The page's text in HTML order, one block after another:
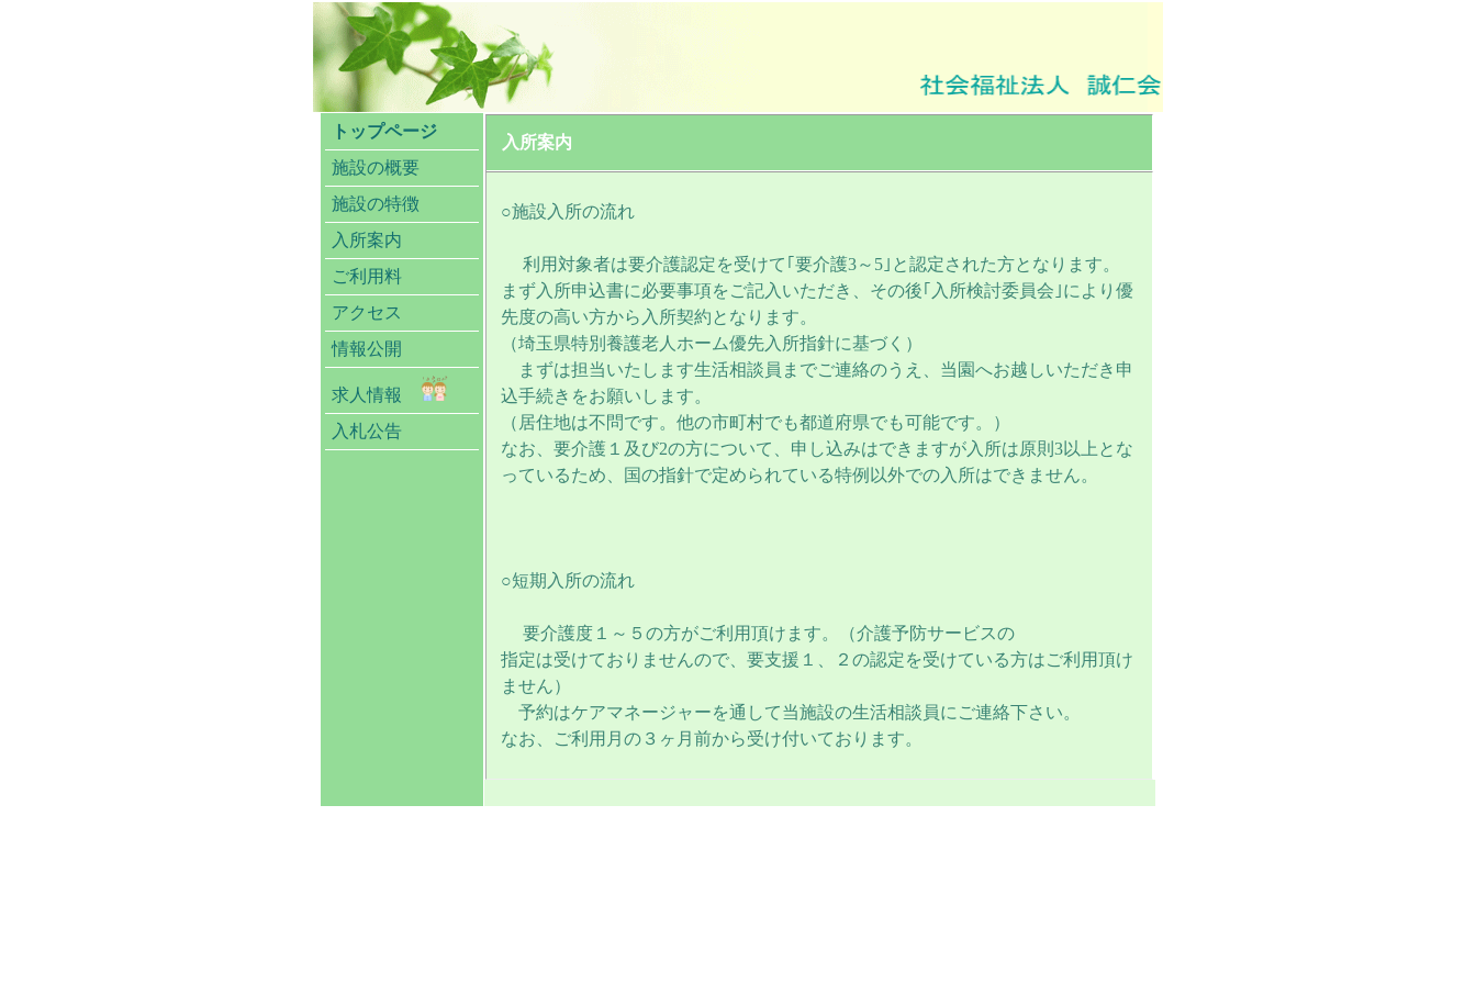
トップページ
施設の概要
施設の特徴
入所案内
ご利用料
アクセス
情報公開
求人情報
入札公告
入所案内
○施設入所の流れ
利用対象者は要介護認定を受けて｢要介護3～5｣と認定された方となります。
まず入所申込書に必要事項をご記入いただき、その後｢入所検討委員会｣により優
先度の高い方から入所契約となります。
（埼玉県特別養護老人ホーム優先入所指針に基づく）
まずは担当いたします生活相談員までご連絡のうえ、当園へお越しいただき申
込手続きをお願いします。
（居住地は不問です。他の市町村でも都道府県でも可能です。）
なお、要介護１及び2の方について、申し込みはできますが入所は原則3以上とな
っているため、国の指針で定められている特例以外での入所はできません。
○短期入所の流れ
要介護度１～５の方がご利用頂けます。（介護予防サービスの
指定は受けておりませんので、要支援１、２の認定を受けている方はご利用頂け
ません）
予約はケアマネージャーを通して当施設の生活相談員にご連絡下さい。
なお、ご利用月の３ヶ月前から受け付いております。